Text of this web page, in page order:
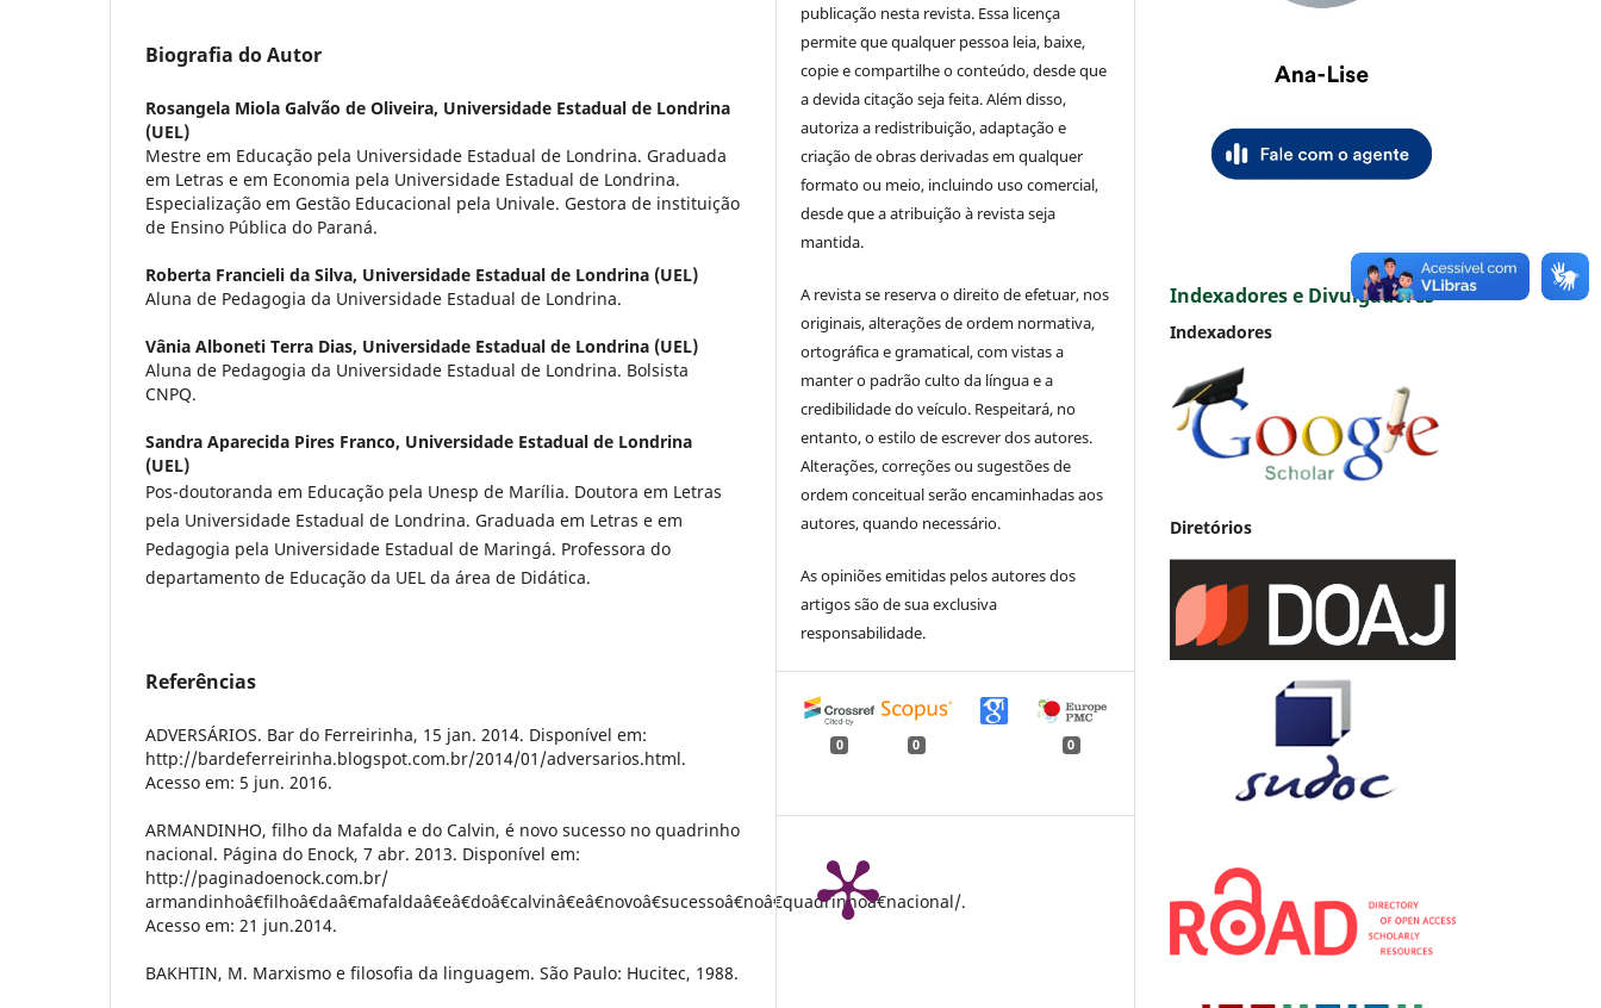
Biografia do Autor
Rosangela Miola Galvão de Oliveira, Universidade Estadual de Londrina
(UEL)
Mestre em Educação pela Universidade Estadual de Londrina. Graduada
em Letras e em Economia pela Universidade Estadual de Londrina.
Especialização em Gestão Educacional pela Univale. Gestora de instituição
de Ensino Pública do Paraná.
Roberta Francieli da Silva, Universidade Estadual de Londrina (UEL)
Aluna de Pedagogia da Universidade Estadual de Londrina.
Vânia Alboneti Terra Dias, Universidade Estadual de Londrina (UEL)
Aluna de Pedagogia da Universidade Estadual de Londrina. Bolsista
CNPQ.
Sandra Aparecida Pires Franco, Universidade Estadual de Londrina
(UEL)
Pos-doutoranda em Educação pela Unesp de Marília. Doutora em Letras
pela Universidade Estadual de Londrina. Graduada em Letras e em
Pedagogia pela Universidade Estadual de Maringá. Professora do
departamento de Educação da UEL da área de Didática.
Referências
ADVERSÁRIOS. Bar do Ferreirinha, 15 jan. 2014. Disponível em:
http://bardeferreirinha.blogspot.com.br/2014/01/adversarios.html.
Acesso em: 5 jun. 2016.
ARMANDINHO, filho da Mafalda e do Calvin, é novo sucesso no quadrinho
nacional. Página do Enock, 7 abr. 2013. Disponível em:
http://paginadoenock.com.br/
armandinhoâ€filhoâ€daâ€mafaldaâ€eâ€doâ€calvinâ€eâ€novoâ€sucessoâ€noâ€quadrinhoâ€nacional/.
Acesso em: 21 jun.2014.
BAKHTIN, M. Marxismo e filosofia da linguagem. São Paulo: Hucitec, 1988.
publicação nesta revista. Essa licença
permite que qualquer pessoa leia, baixe,
copie e compartilhe o conteúdo, desde que
a devida citação seja feita. Além disso,
autoriza a redistribuição, adaptação e
criação de obras derivadas em qualquer
formato ou meio, incluindo uso comercial,
desde que a atribuição à revista seja
mantida.
A revista se reserva o direito de efetuar, nos
originais, alterações de ordem normativa,
ortográfica e gramatical, com vistas a
manter o padrão culto da língua e a
credibilidade do veículo. Respeitará, no
entanto, o estilo de escrever dos autores.
Alterações, correções ou sugestões de
ordem conceitual serão encaminhadas aos
autores, quando necessário.
As opiniões emitidas pelos autores dos
artigos são de sua exclusiva
responsabilidade.
0 0 0
Indexadores e Divulgadores
Indexadores
Diretórios